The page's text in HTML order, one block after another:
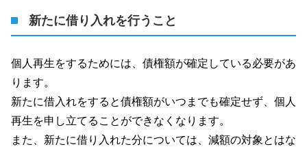
新たに借り入れを行うこと
個人再生をするためには、債権額が確定している必要があ
ります。
新たに借入れをすると債権額がいつまでも確定せず、個人
再生を申し立てることができなくなります。
また、新たに借り入れた分については、減額の対象とはな